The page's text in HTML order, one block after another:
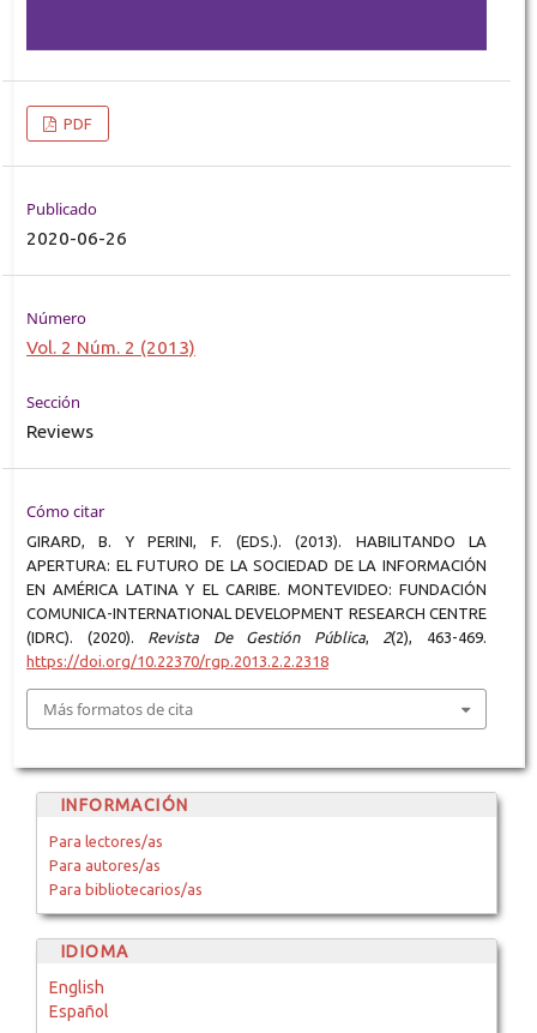
PDF
Publicado
2020-06-26
Número
Vol. 2 Núm. 2 (2013)
Sección
Reviews
Cómo citar
GIRARD, B. Y PERINI, F. (EDS.). (2013). HABILITANDO LA
APERTURA: EL FUTURO DE LA SOCIEDAD DE LA INFORMACIÓN
EN AMÉRICA LATINA Y EL CARIBE. MONTEVIDEO: FUNDACIÓN
COMUNICA-INTERNATIONAL DEVELOPMENT RESEARCH CENTRE
(IDRC). (2020). Revista De Gestión Pública, 2(2), 463-469.
https://doi.org/10.22370/rgp.2013.2.2.2318
Más formatos de cita
INFORMACIÓN
Para lectores/as
Para autores/as
Para bibliotecarios/as
IDIOMA
English
Español